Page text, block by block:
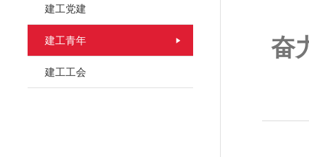
建工党建
建工青年
建工工会
奋